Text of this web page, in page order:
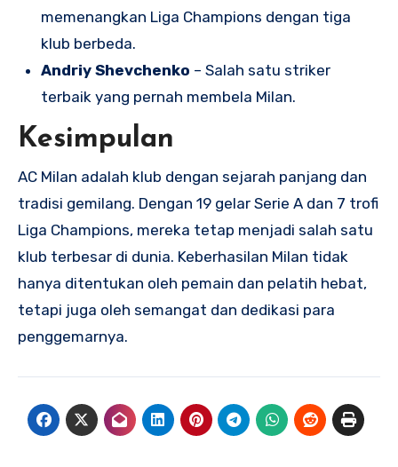
memenangkan Liga Champions dengan tiga
klub berbeda.
Andriy Shevchenko – Salah satu striker
terbaik yang pernah membela Milan.
Kesimpulan
AC Milan adalah klub dengan sejarah panjang dan
tradisi gemilang. Dengan 19 gelar Serie A dan 7 trofi
Liga Champions, mereka tetap menjadi salah satu
klub terbesar di dunia. Keberhasilan Milan tidak
hanya ditentukan oleh pemain dan pelatih hebat,
tetapi juga oleh semangat dan dedikasi para
penggemarnya.